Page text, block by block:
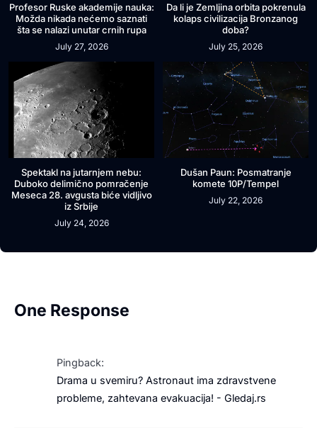
Profesor Ruske akademije nauka:
Možda nikada nećemo saznati
šta se nalazi unutar crnih rupa
July 27, 2026
Da li je Zemljina orbita pokrenula
kolaps civilizacija Bronzanog
doba?
July 25, 2026
Spektakl na jutarnjem nebu:
Duboko delimično pomračenje
Meseca 28. avgusta biće vidljivo
iz Srbije
July 24, 2026
Dušan Paun: Posmatranje
komete 10P/Tempel
July 22, 2026
One Response
Pingback:
Drama u svemiru? Astronaut ima zdravstvene
probleme, zahtevana evakuacija! - Gledaj.rs